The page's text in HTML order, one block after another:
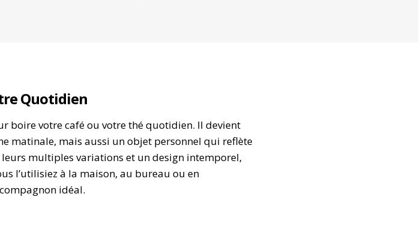
Quotidien
boire votre café ou votre thé quotidien. Il devient
matinale, mais aussi un objet personnel qui reflète
multiples variations et un design intemporel,
l’utilisiez à la maison, au bureau ou en
idéal.